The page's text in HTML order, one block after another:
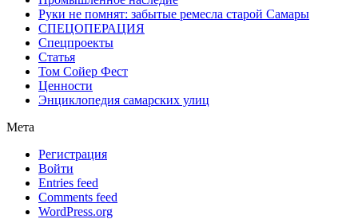
Руки не помнят: забытые ремесла старой Самары
СПЕЦОПЕРАЦИЯ
Спецпроекты
Статья
Том Сойер Фест
Ценности
Энциклопедия самарских улиц
Мета
Регистрация
Войти
Entries feed
Comments feed
WordPress.org